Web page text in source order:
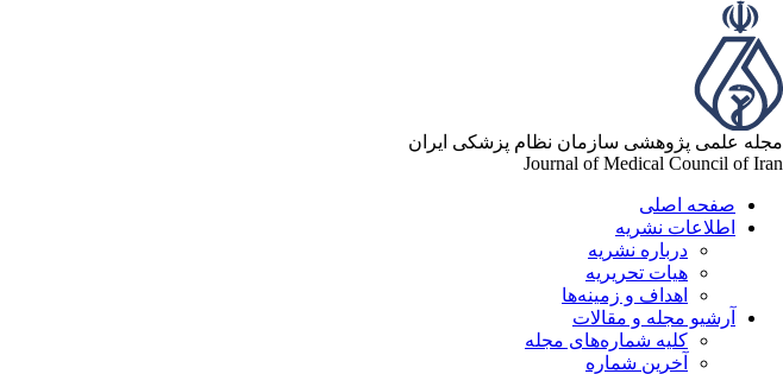
مجله علمی پژوهشی سازمان نظام پزشکی ایران
Journal of Medical Council of Iran
صفحه اصلی
اطلاعات نشریه
درباره نشریه
هیات تحریریه
اهداف و زمینه‌ها
آرشیو مجله و مقالات
کلیه شماره‌های مجله
آخرین شماره